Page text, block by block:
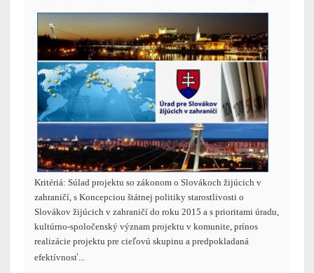
Kritériá: Súlad projektu so zákonom o Slovákoch žijúcich v
zahraničí, s Koncepciou štátnej politiky starostlivosti o
Slovákov žijúcich v zahraničí do roku 2015 a s prioritami úradu,
kultúrno-spoločenský význam projektu v komunite, prínos
realizácie projektu pre cieľovú skupinu a predpokladaná
efektívnosť...